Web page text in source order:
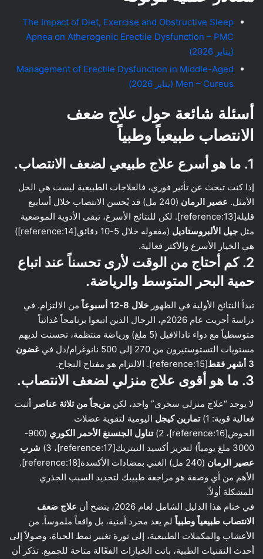
The Impact of Diet, Exercise and Obstructive Sleep
Apnea on Atherogenic Erectile Dysfunction – PMC
(يناير 2026)
Management of Erectile Dysfunction in Middle-Aged
Men – Cureus (يناير 2026)
أسئلة شائعة حول علاج ضعف
الانتصاب طبيعياً وطبياً
1. ما هو أسرع علاج طبيعي لضعف الانتصاب.
إذا كنت تبحث عن تأثير فوري، فالعلاجات الطبيعية ليست هي الحل
الأمثل. عصير الرمان
(240 مل) قد يُحسن الانتصاب خلال أسابيع
قليلة[reference:13]. لكن للنتائج الأسرع، تبقى الأدوية الموضعية
مثل جيل الألبروستاديل
(مفعوله خلال 5-10 دقائق[reference:14])
هي الخيار الأسرع والأكثر فعالية.
2. كم أحتاج من الوقت لأرى تحسناً عند اتباع
حمية البحر المتوسط والرياضة.
تبدأ النتائج الأولية في الظهور خلال 8-12 أسبوعاً
من الالتزام. في
دراسة أجريت عام 2026م، الرجال الذين اتبعوا برنامجاً غذائياً
متوسطياً مع دواء تادالافيل (5 ملغ) ورياضة منتظمة، تحسنت لديهم
مستويات التستوستيرون من 270 إلى 500 نانوغرام/دل في
غضون
3 أشهر فقط
[reference:15]. الالتزام هو مفتاح النجاح.
3. ما هو أقوى علاج منزلي لضعف الانتصاب.
لا يوجد “علاج منزلي سحري” واحد، لكن مزيجاً من ثلاثة عناصر أثبت
فعالية قوية: 1)
تمارين كيجل اليومية لتقوية عضلات
الحوض[reference:16]، 2)
تناول الجنسنغ الأحمر الكوري
(900-
3000 ملغ يومياً) لتعزيز أكسيد النيتريك[reference:17]، 3)
شرب
عصير الرمان
(240 مل) الغني بمضادات الأكسدة[reference:18].
الأهم من أي وصفة هو مراجعة طبيبك لتحديد السبب الجذري
للمشكلة أولاً.
في ختام هذا الدليل الشامل لعام 2026، يتضح أن
علاج ضعف
الانتصاب طبيعياً وطبياً لم يعد مجرد أمنية، بل واقعاً ملموساً. من
الأعشاب والمكملات الطبيعية، إلى ثورة تغيير نمط الحياة، وصولاً إلى
أحدث التقنيات الطبية، باتت الخيارات الفعّالة متاحة للجميع. تذكر أن